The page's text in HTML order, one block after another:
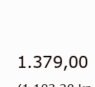
1.379,00